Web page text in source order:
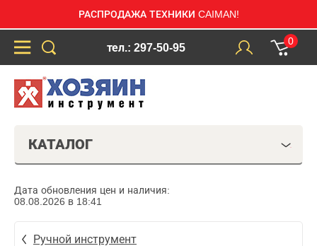
РАСПРОДАЖА ТЕХНИКИ CAIMAN!
тел.: 297-50-95
0
КАТАЛОГ
Дата обновления цен и наличия:
08.08.2026 в 18:41
Ручной инструмент